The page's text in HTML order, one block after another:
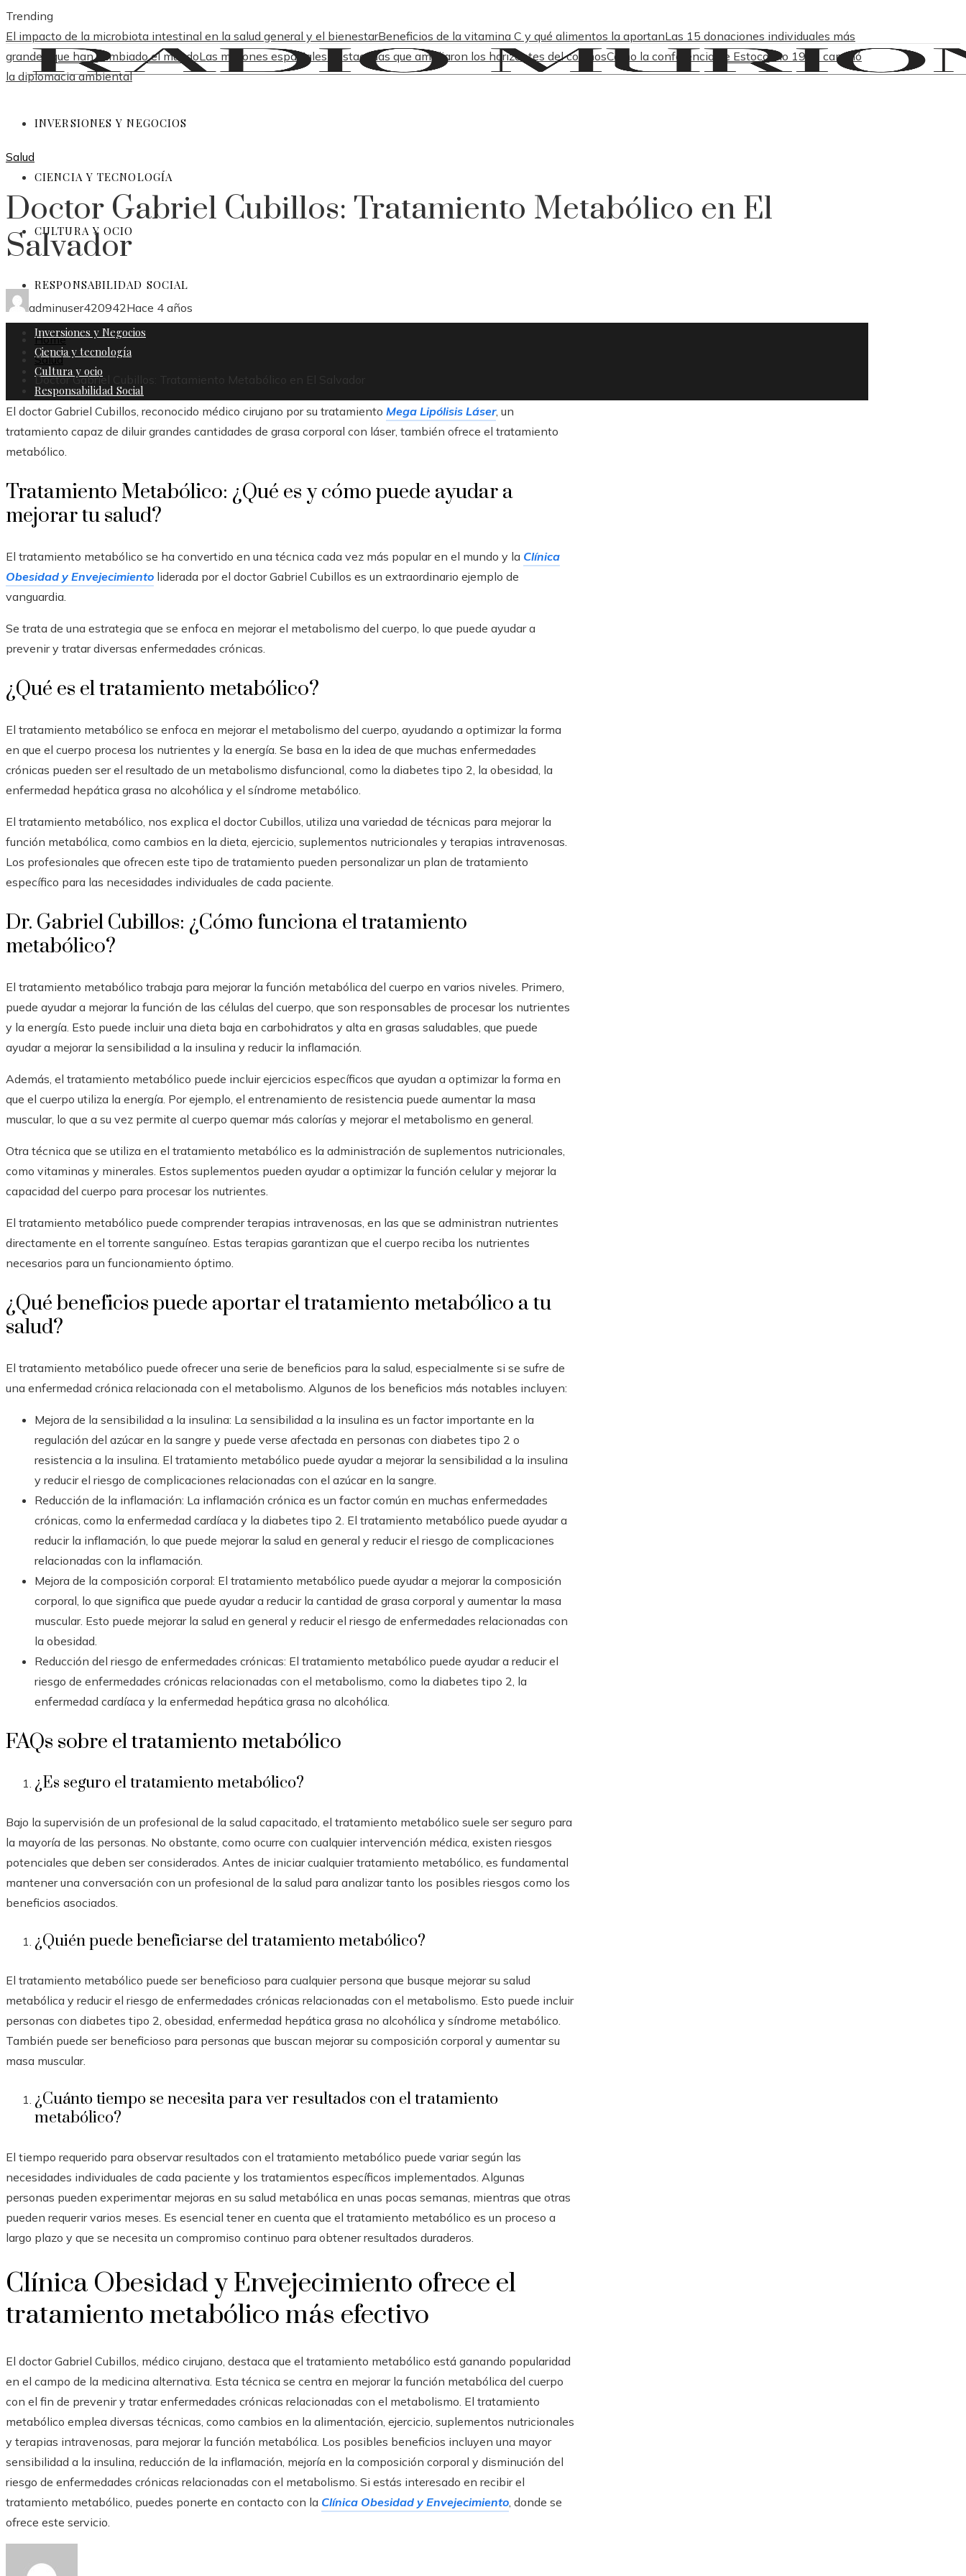
Trending
El impacto de la microbiota intestinal en la salud general y el bienestarBeneficios de la vitamina C y qué alimentos la aportanLas 15 donaciones individuales más
grandes que han cambiado el mundoLas misiones espaciales destacadas que ampliaron los horizontes del cosmosCómo la conferencia de Estocolmo 1972 cambió
la diplomacia ambiental
INVERSIONES Y NEGOCIOS
CIENCIA Y TECNOLOGÍA
CULTURA Y OCIO
RESPONSABILIDAD SOCIAL
Inversiones y Negocios
Ciencia y tecnología
Cultura y ocio
Responsabilidad Social
Salud
Doctor Gabriel Cubillos: Tratamiento Metabólico en El
Salvador
adminuser420942Hace 4 años
Home
Salud
Doctor Gabriel Cubillos: Tratamiento Metabólico en El Salvador
El doctor Gabriel Cubillos, reconocido médico cirujano por su tratamiento Mega Lipólisis Láser, un
tratamiento capaz de diluir grandes cantidades de grasa corporal con láser, también ofrece el tratamiento
metabólico.
Tratamiento Metabólico: ¿Qué es y cómo puede ayudar a
mejorar tu salud?
El tratamiento metabólico se ha convertido en una técnica cada vez más popular en el mundo y la Clínica
Obesidad y Envejecimiento liderada por el doctor Gabriel Cubillos es un extraordinario ejemplo de
vanguardia.
Se trata de una estrategia que se enfoca en mejorar el metabolismo del cuerpo, lo que puede ayudar a
prevenir y tratar diversas enfermedades crónicas.
¿Qué es el tratamiento metabólico?
El tratamiento metabólico se enfoca en mejorar el metabolismo del cuerpo, ayudando a optimizar la forma
en que el cuerpo procesa los nutrientes y la energía. Se basa en la idea de que muchas enfermedades
crónicas pueden ser el resultado de un metabolismo disfuncional, como la diabetes tipo 2, la obesidad, la
enfermedad hepática grasa no alcohólica y el síndrome metabólico.
El tratamiento metabólico, nos explica el doctor Cubillos, utiliza una variedad de técnicas para mejorar la
función metabólica, como cambios en la dieta, ejercicio, suplementos nutricionales y terapias intravenosas.
Los profesionales que ofrecen este tipo de tratamiento pueden personalizar un plan de tratamiento
específico para las necesidades individuales de cada paciente.
Dr. Gabriel Cubillos: ¿Cómo funciona el tratamiento
metabólico?
El tratamiento metabólico trabaja para mejorar la función metabólica del cuerpo en varios niveles. Primero,
puede ayudar a mejorar la función de las células del cuerpo, que son responsables de procesar los nutrientes
y la energía. Esto puede incluir una dieta baja en carbohidratos y alta en grasas saludables, que puede
ayudar a mejorar la sensibilidad a la insulina y reducir la inflamación.
Además, el tratamiento metabólico puede incluir ejercicios específicos que ayudan a optimizar la forma en
que el cuerpo utiliza la energía. Por ejemplo, el entrenamiento de resistencia puede aumentar la masa
muscular, lo que a su vez permite al cuerpo quemar más calorías y mejorar el metabolismo en general.
Otra técnica que se utiliza en el tratamiento metabólico es la administración de suplementos nutricionales,
como vitaminas y minerales. Estos suplementos pueden ayudar a optimizar la función celular y mejorar la
capacidad del cuerpo para procesar los nutrientes.
El tratamiento metabólico puede comprender terapias intravenosas, en las que se administran nutrientes
directamente en el torrente sanguíneo. Estas terapias garantizan que el cuerpo reciba los nutrientes
necesarios para un funcionamiento óptimo.
¿Qué beneficios puede aportar el tratamiento metabólico a tu
salud?
El tratamiento metabólico puede ofrecer una serie de beneficios para la salud, especialmente si se sufre de
una enfermedad crónica relacionada con el metabolismo. Algunos de los beneficios más notables incluyen:
Mejora de la sensibilidad a la insulina: La sensibilidad a la insulina es un factor importante en la
regulación del azúcar en la sangre y puede verse afectada en personas con diabetes tipo 2 o
resistencia a la insulina. El tratamiento metabólico puede ayudar a mejorar la sensibilidad a la insulina
y reducir el riesgo de complicaciones relacionadas con el azúcar en la sangre.
Reducción de la inflamación: La inflamación crónica es un factor común en muchas enfermedades
crónicas, como la enfermedad cardíaca y la diabetes tipo 2. El tratamiento metabólico puede ayudar a
reducir la inflamación, lo que puede mejorar la salud en general y reducir el riesgo de complicaciones
relacionadas con la inflamación.
Mejora de la composición corporal: El tratamiento metabólico puede ayudar a mejorar la composición
corporal, lo que significa que puede ayudar a reducir la cantidad de grasa corporal y aumentar la masa
muscular. Esto puede mejorar la salud en general y reducir el riesgo de enfermedades relacionadas con
la obesidad.
Reducción del riesgo de enfermedades crónicas: El tratamiento metabólico puede ayudar a reducir el
riesgo de enfermedades crónicas relacionadas con el metabolismo, como la diabetes tipo 2, la
enfermedad cardíaca y la enfermedad hepática grasa no alcohólica.
FAQs sobre el tratamiento metabólico
¿Es seguro el tratamiento metabólico?
Bajo la supervisión de un profesional de la salud capacitado, el tratamiento metabólico suele ser seguro para
la mayoría de las personas. No obstante, como ocurre con cualquier intervención médica, existen riesgos
potenciales que deben ser considerados. Antes de iniciar cualquier tratamiento metabólico, es fundamental
mantener una conversación con un profesional de la salud para analizar tanto los posibles riesgos como los
beneficios asociados.
¿Quién puede beneficiarse del tratamiento metabólico?
El tratamiento metabólico puede ser beneficioso para cualquier persona que busque mejorar su salud
metabólica y reducir el riesgo de enfermedades crónicas relacionadas con el metabolismo. Esto puede incluir
personas con diabetes tipo 2, obesidad, enfermedad hepática grasa no alcohólica y síndrome metabólico.
También puede ser beneficioso para personas que buscan mejorar su composición corporal y aumentar su
masa muscular.
¿Cuánto tiempo se necesita para ver resultados con el tratamiento
metabólico?
El tiempo requerido para observar resultados con el tratamiento metabólico puede variar según las
necesidades individuales de cada paciente y los tratamientos específicos implementados. Algunas
personas pueden experimentar mejoras en su salud metabólica en unas pocas semanas, mientras que otras
pueden requerir varios meses. Es esencial tener en cuenta que el tratamiento metabólico es un proceso a
largo plazo y que se necesita un compromiso continuo para obtener resultados duraderos.
Clínica Obesidad y Envejecimiento ofrece el
tratamiento metabólico más efectivo
El doctor Gabriel Cubillos, médico cirujano, destaca que el tratamiento metabólico está ganando popularidad
en el campo de la medicina alternativa. Esta técnica se centra en mejorar la función metabólica del cuerpo
con el fin de prevenir y tratar enfermedades crónicas relacionadas con el metabolismo. El tratamiento
metabólico emplea diversas técnicas, como cambios en la alimentación, ejercicio, suplementos nutricionales
y terapias intravenosas, para mejorar la función metabólica. Los posibles beneficios incluyen una mayor
sensibilidad a la insulina, reducción de la inflamación, mejoría en la composición corporal y disminución del
riesgo de enfermedades crónicas relacionadas con el metabolismo. Si estás interesado en recibir el
tratamiento metabólico, puedes ponerte en contacto con la Clínica Obesidad y Envejecimiento, donde se
ofrece este servicio.